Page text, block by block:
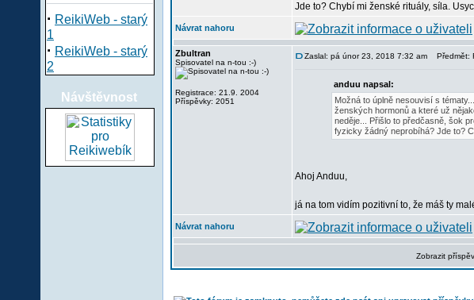
· ReikiWeb - starý
1
· ReikiWeb - starý
2
Návštěvnost
Jde to? Chybí mi ženské rituály, síla.
Návrat nahoru
Zbultran
Spisovatel na n-tou :-)
Registrace: 21.9. 2004
Příspěvky: 2051
Zaslal: pá únor 23, 2018 7:32 am Předmět:
anduu napsal:
Možná to úplně nesouvisí s
ženských hormonů a které už
neděje... Přišlo to předčasně, šok
fyzicky žádný neprobíhá? Jde to?
Ahoj Anduu,
já na tom vidím pozitivní to, že máš ty
Návrat nahoru
Zobrazit